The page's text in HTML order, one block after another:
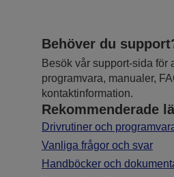
Behöver du
Besök vår support-sida för
programvara, manualer,
kontaktinformation.
Rekommenderade
Drivrutiner och
Vanliga frågor och svar
Handböcker och